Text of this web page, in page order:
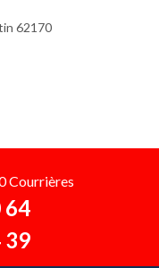
62170
Courrières
64
39